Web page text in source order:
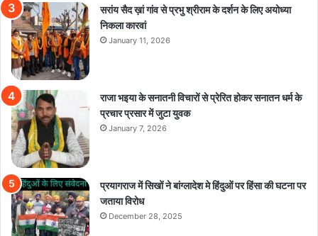
सरांय सैद ख़ां गांव से प्रभु श्रीराम के दर्शन के लिए अयोध्या
निकला कारवां
January 11, 2026
राजा भइया के सनातनी विचारों से प्रेरित होकर सनातन धर्म के
प्रचार प्रसार में जुटा युवक
January 7, 2026
प्रयागराज में सिखों ने बांग्लादेश मे हिंदुओं पर हिंसा की घटना पर
जताया विरोध
December 28, 2025